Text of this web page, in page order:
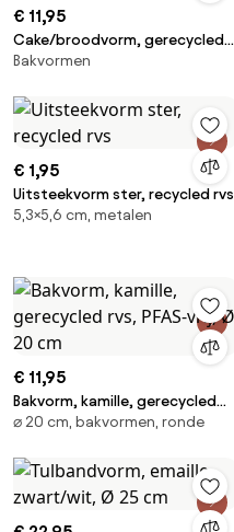
€ 11,95
Cake/broodvorm, gerecycled
rvs, PFAS-vrij, 28 cm x 11 cm
Bakvormen
€ 1,95
Uitsteekvorm ster, recycled rvs
5,3×5,6 cm, metalen
€ 11,95
Bakvorm, kamille, gerecycled
rvs, PFAS-vrij, Ø 20 cm
⌀ 20 cm, bakvormen, ronde